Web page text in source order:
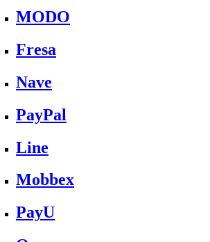
MODO
Fresa
Nave
PayPal
Line
Mobbex
PayU